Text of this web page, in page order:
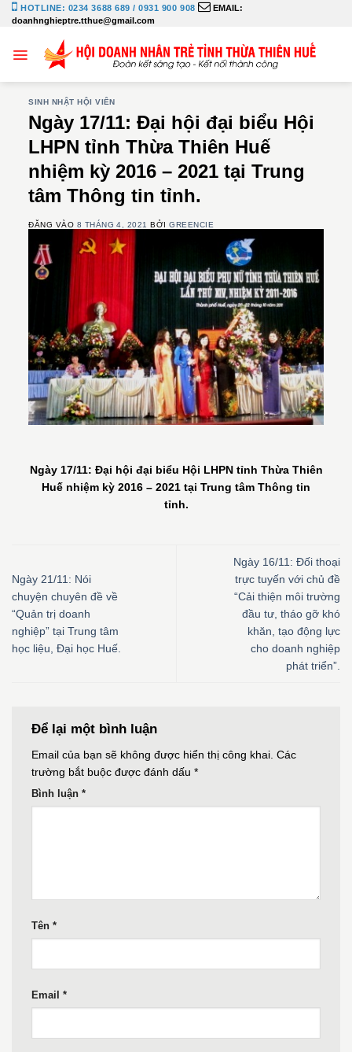
Bỏ
qua
dung
HOTLINE: 0234 3688 689 / 0931 900 908
EMAIL:
doanhnghieptre.tthue@gmail.com
SINH NHẬT HỘI VIÊN
Ngày 17/11: Đại hội đại biểu Hội
LHPN tỉnh Thừa Thiên Huế
nhiệm kỳ 2016 – 2021 tại Trung
tâm Thông tin tỉnh.
ĐĂNG VÀO 8 THÁNG 4, 2021 BỞIGREENCIE
Ngày 17/11: Đại hội đại biểu Hội LHPN tỉnh Thừa Thiên
Huế nhiệm kỳ 2016 – 2021 tại Trung tâm Thông tin
tỉnh.
Ngày 21/11: Nói
chuyện chuyên đề về
“Quản trị doanh
nghiệp” tại Trung tâm
học liệu, Đại học Huế.
Ngày 16/11: Đối thoại
trực tuyến với chủ đề
“Cải thiện môi trường
đầu tư, tháo gỡ khó
khăn, tạo động lực
cho doanh nghiệp
phát triển”.
Để lại một bình luận
Email của bạn sẽ không được hiển thị công khai. Các
trường bắt buộc được đánh dấu *
Bình luận *
Tên *
Email *